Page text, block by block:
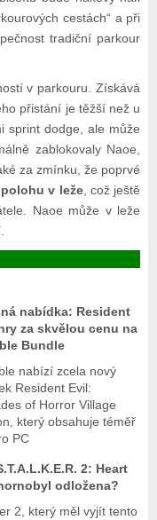
cestách“ a při
tradiční parkour
v parkouru. Získává
přistání je těžší než u
sprint dodge, ale může
zablokovaly Naoe,
za zmínku, že poprvé
polohu v leže, což ještě
Naoe může v leže
nabídka: Resident
za skvělou cenu na
Bundle
nabízí zcela nový
Resident Evil:
of Horror Village
který obsahuje téměř
PC
2: Heart
odložena?
2, který měl vyjít tento